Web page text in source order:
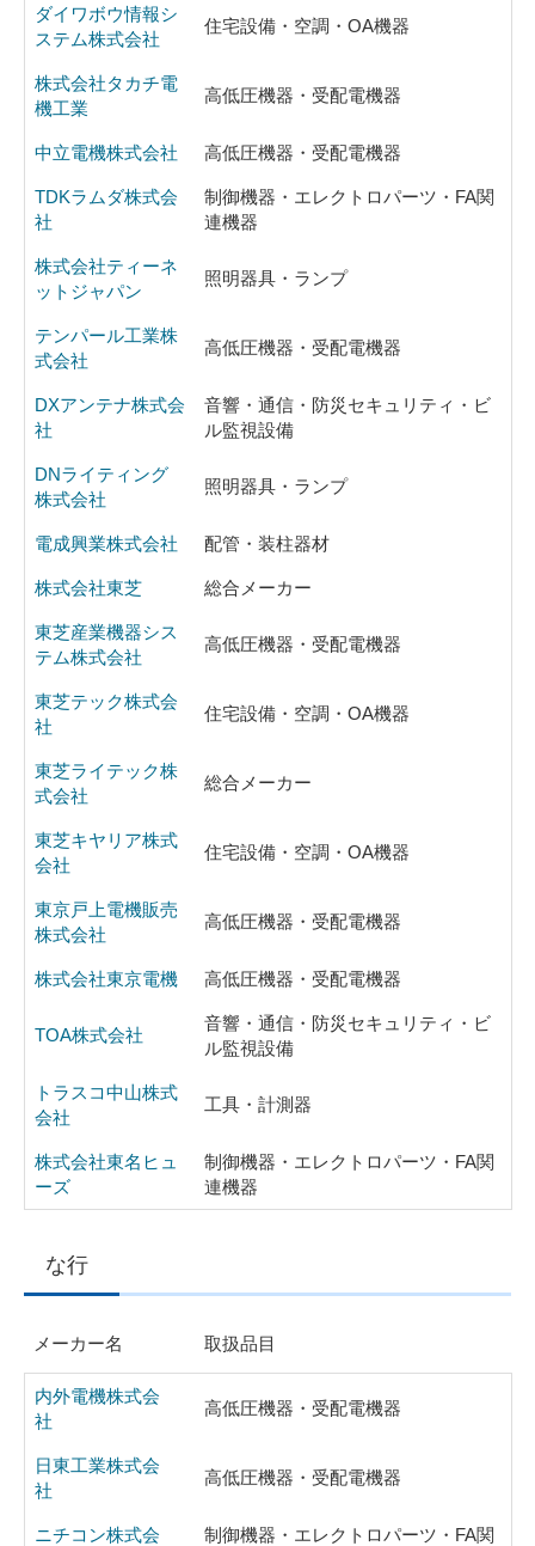
ダイワボウ情報シ
ステム株式会社
住宅設備・空調・OA機器
株式会社タカチ電
機工業
高低圧機器・受配電機器
中立電機株式会社 高低圧機器・受配電機器
TDKラムダ株式会
社
制御機器・エレクトロパーツ・FA関
連機器
株式会社ティーネ
ットジャパン
照明器具・ランプ
テンパール工業株
式会社
高低圧機器・受配電機器
DXアンテナ株式会
社
音響・通信・防災セキュリティ・ビ
ル監視設備
DNライティング
株式会社
照明器具・ランプ
電成興業株式会社 配管・装柱器材
株式会社東芝 総合メーカー
東芝産業機器シス
テム株式会社
高低圧機器・受配電機器
東芝テック株式会
社
住宅設備・空調・OA機器
東芝ライテック株
式会社
総合メーカー
東芝キヤリア株式
会社
住宅設備・空調・OA機器
東京戸上電機販売
株式会社
高低圧機器・受配電機器
株式会社東京電機 高低圧機器・受配電機器
TOA株式会社
音響・通信・防災セキュリティ・ビ
ル監視設備
トラスコ中山株式
会社
工具・計測器
株式会社東名ヒュ
ーズ
制御機器・エレクトロパーツ・FA関
連機器
な行
メーカー名 取扱品目
内外電機株式会
社
高低圧機器・受配電機器
日東工業株式会
社
高低圧機器・受配電機器
ニチコン株式会
制御機器・エレクトロパーツ・FA関